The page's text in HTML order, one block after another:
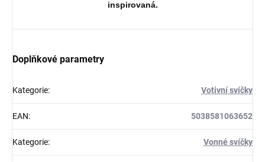
inspirovaná.
Doplňkové parametry
Kategorie: Votivní svíčky
EAN: 5038581063652
Kategorie: Vonné svíčky